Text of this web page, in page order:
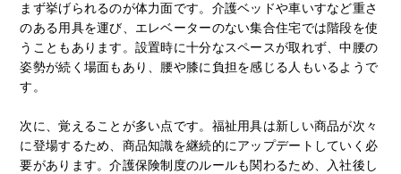
まず挙げられるのが体力面です。介護ベッドや車いすなど重さ
のある用具を運び、エレベーターのない集合住宅では階段を使
うこともあります。設置時に十分なスペースが取れず、中腰の
姿勢が続く場面もあり、腰や膝に負担を感じる人もいるようで
す。
次に、覚えることが多い点です。福祉用具は新しい商品が次々
に登場するため、商品知識を継続的にアップデートしていく必
要があります。介護保険制度のルールも関わるため、入社後し